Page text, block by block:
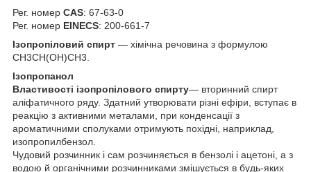
Рег. номер CAS: 67-63-0
Рег. номер EINECS: 200-661-7
Ізопропіловий спирт — хімічна речовина з формулою
CH3CH(OH)CH3.
Ізопропанол
Властивості ізопропілового спирту— вторинний спирт
аліфатичного ряду. Здатний утворювати різні ефіри, вступає в
реакцію з активними металами, при конденсації з
ароматичними сполуками отримують похідні, наприклад,
изопропилбензол.
Чудовий розчинник і сам розчиняється в бензолі і ацетоні, а з
водою й органічними розчинниками змішується в будь-яких